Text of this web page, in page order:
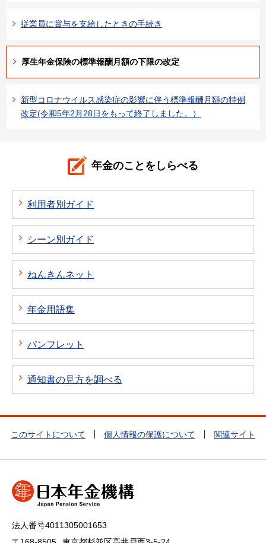
従業員に賞与を支給したときの手続き
厚生年金保険の標準報酬月額の下限の改定
新型コロナウイルス感染症の影響に伴う標準報酬月額の特例
改定(令和5年2月28日をもって終了しました。）
年金のことをしらべる
利用者別ガイド
シーン別ガイド
ねんきんネット
年金用語集
パンフレット
通知書の見方を調べる
このサイトについて 個人情報の保護について 関連サイト
法人番号4011305001653